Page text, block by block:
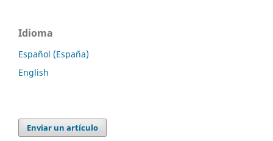
Idioma
Español (España)
English
Enviar un artículo